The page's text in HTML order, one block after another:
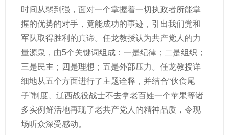
时间从弱到强，面对一个掌握着一切执政者所能掌
握的优势的对手，竟能成功的事迹，引出我们党和
军队取得胜利的真谛。任龙教授认为共产党人的力
量源泉，由5个关键词组成：一是纪律；二是组织；
三是民主；四是理想；五是外部压力。任龙教授详
细地从五个方面进行了主题诠释，并结合“伙食尾
子”制度、辽西战役战士不去拿老百姓一个苹果等诸
多实例鲜活地再现了老共产党人的精神品质，令现
场听众深受感动。